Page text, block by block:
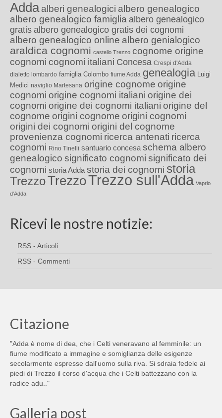
Adda alberi genealogici albero genealogico
albero genealogico famiglia albero genealogico
gratis albero genealogico gratis dei cognomi
albero genealogico online albero genialogico
araldica cognomi castello Trezzo cognome origine
cognomi cognomi italiani Concesa Crespi d'Adda
dialetto lombardo famiglia Colombo fiume Adda genealogia Luigi
Medici naviglio Martesana origine cognome origine
cognomi origine cognomi italiani origine dei
cognomi origine dei cognomi italiani origine del
cognome origini cognome origini cognomi
origini dei cognomi origini del cognome
provenienza cognomi ricerca antenati ricerca
cognomi Rino Tinelli santuario concesa schema albero
genealogico significato cognomi significato dei
cognomi storia Adda storia dei cognomi storia
TrezzoTrezzoTrezzo sull'Adda Vaprio
d'Adda
Ricevi le nostre notizie:
RSS - Articoli
RSS - Commenti
Citazione
"Adda è nome di dea, che i Celti veneravano al femminile: un
fiume modificato a immagine e somiglianza delle esigenze
secolarmente espresse dall'uomo sulla riva. Si sdraia fedele ai
piedi di Trezzo il corso d'acqua che i Celti battezzano con la
radice adu.."
Galleria post